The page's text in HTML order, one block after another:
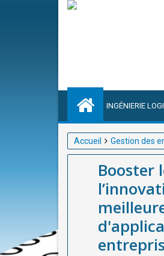
INGÉNIERIE
Accueil
Gestion des
Booster les entreprises
entreprise(société /
publique en Afrique
Booster